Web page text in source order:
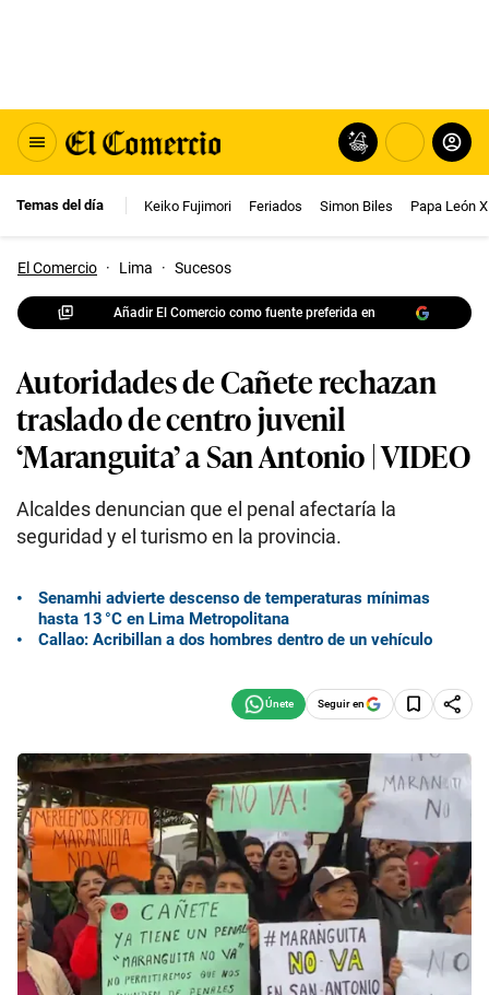
Temas del día Keiko Fujimori Feriados Simon Biles Papa León
El Comercio · Lima · Sucesos
Añadir El Comercio como fuente preferida en
Autoridades de Cañete rechazan
traslado de centro juvenil
‘Maranguita’ a San Antonio | VIDEO
Alcaldes denuncian que el penal afectaría la
seguridad y el turismo en la provincia.
Senamhi advierte descenso de temperaturas mínimas
hasta 13 °C en Lima Metropolitana
Callao: Acribillan a dos hombres dentro de un vehículo
Seguir en